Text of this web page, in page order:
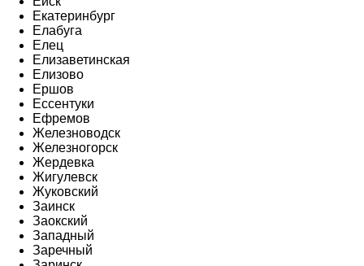
Екатеринбург
Елабуга
Елец
Елизаветинская
Елизово
Ершов
Ессентуки
Ефремов
Железноводск
Железногорск
Жердевка
Жигулевск
Жуковский
Заинск
Заокский
Западный
Заречный